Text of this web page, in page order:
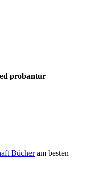
probantur
Bücheram besten